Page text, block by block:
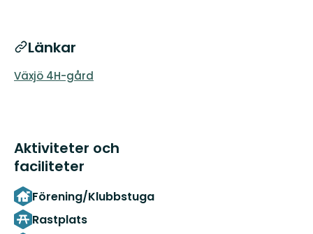
Länkar
Växjö 4H-gård
Aktiviteter och
faciliteter
Förening/Klubbstuga
Rastplats